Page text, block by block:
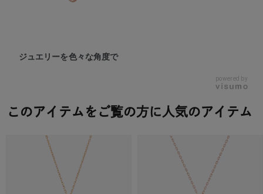
ジュエリーを色々な角度で
powered by
このアイテムをご覧の方に人気のアイテム